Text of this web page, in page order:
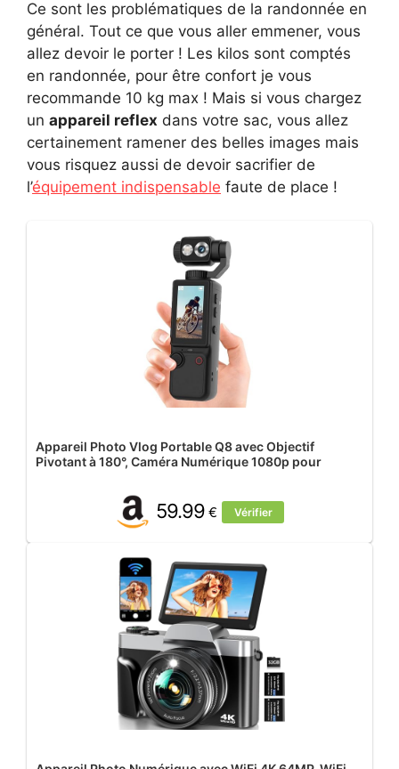
Ce sont les problématiques de la randonnée en
général. Tout ce que vous aller emmener, vous
allez devoir le porter ! Les kilos sont comptés
en randonnée, pour être confort je vous
recommande 10 kg max ! Mais si vous chargez
un appareil reflex dans votre sac, vous allez
certainement ramener des belles images mais
vous risquez aussi de devoir sacrifier de
l’équipement indispensable faute de place !
Appareil Photo Vlog Portable Q8 avec Objectif
Pivotant à 180°, Caméra Numérique 1080p pour
59.99€ Vérifier